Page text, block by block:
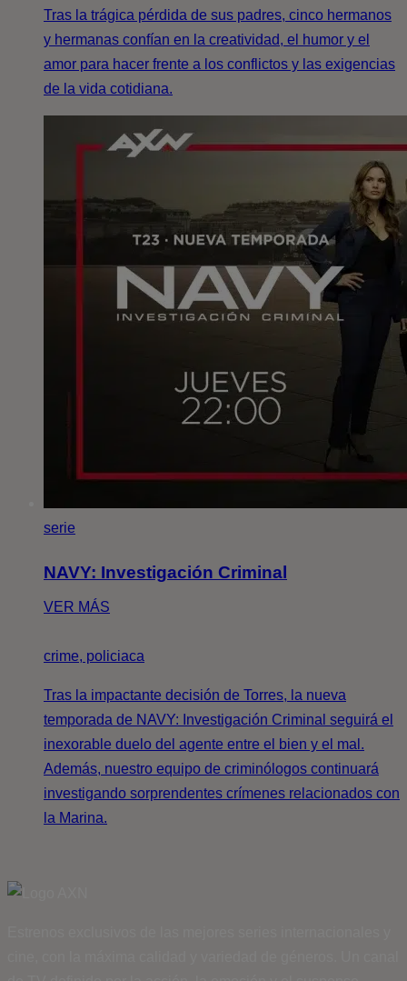
Tras la trágica pérdida de sus padres, cinco hermanos
y hermanas confían en la creatividad, el humor y el
amor para hacer frente a los conflictos y las exigencias
de la vida cotidiana.
serie
NAVY: Investigación Criminal
VER MÁS
crime, policiaca
Tras la impactante decisión de Torres, la nueva
temporada de NAVY: Investigación Criminal seguirá el
inexorable duelo del agente entre el bien y el mal.
Además, nuestro equipo de criminólogos continuará
investigando sorprendentes crímenes relacionados con
la Marina.